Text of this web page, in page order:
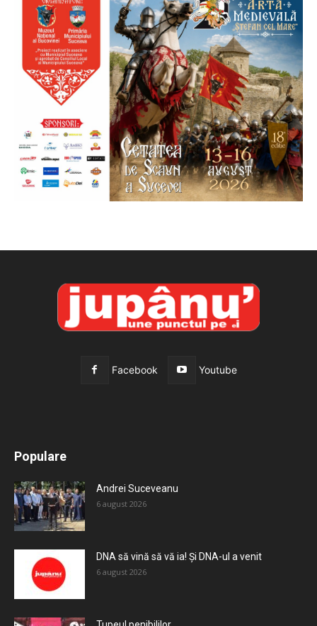
Facebook Youtube
Populare
Andrei Suceveanu
6 august 2026
DNA să vină să vă ia! Și DNA-ul a venit
6 august 2026